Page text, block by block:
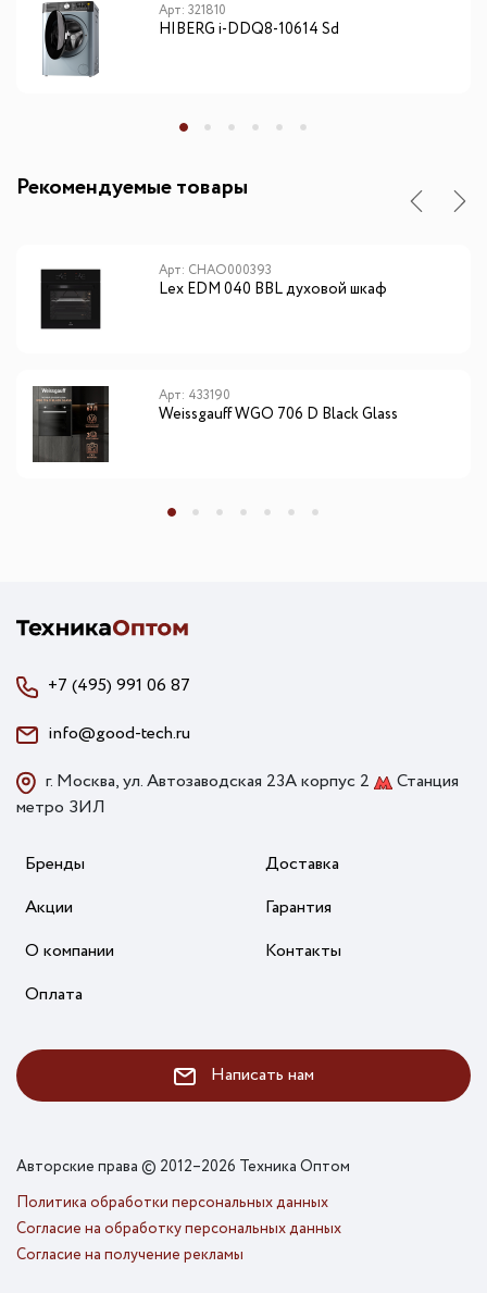
Арт: 321810
HIBERG i-DDQ8-10614 Sd
Рекомендуемые товары
Арт: CHAO000393
Lex EDM 040 BBL духовой шкаф
Арт: 433190
Weissgauff WGO 706 D Black Glass
+7 (495) 991 06 87
info@good-tech.ru
г. Москва, ул. Автозаводская 23А корпус 2
Станция
метро ЗИЛ
Бренды
Акции
О компании
Оплата
Доставка
Гарантия
Контакты
Написать нам
Авторские права © 2012–2026 Техника Оптом
Политика обработки персональных данных
Согласие на обработку персональных данных
Согласие на получение рекламы